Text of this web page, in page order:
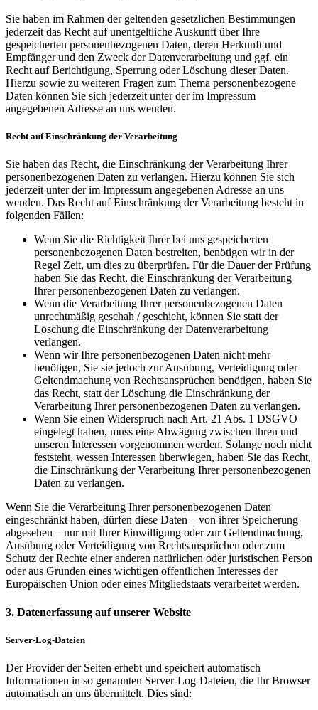
Sie haben im Rahmen der geltenden gesetzlichen Bestimmungen
jederzeit das Recht auf unentgeltliche Auskunft über Ihre
gespeicherten personenbezogenen Daten, deren Herkunft und
Empfänger und den Zweck der Datenverarbeitung und ggf. ein
Recht auf Berichtigung, Sperrung oder Löschung dieser Daten.
Hierzu sowie zu weiteren Fragen zum Thema personenbezogene
Daten können Sie sich jederzeit unter der im Impressum
angegebenen Adresse an uns wenden.
Recht auf Einschränkung der Verarbeitung
Sie haben das Recht, die Einschränkung der Verarbeitung Ihrer
personenbezogenen Daten zu verlangen. Hierzu können Sie sich
jederzeit unter der im Impressum angegebenen Adresse an uns
wenden. Das Recht auf Einschränkung der Verarbeitung besteht in
folgenden Fällen:
Wenn Sie die Richtigkeit Ihrer bei uns gespeicherten
personenbezogenen Daten bestreiten, benötigen wir in der
Regel Zeit, um dies zu überprüfen. Für die Dauer der Prüfung
haben Sie das Recht, die Einschränkung der Verarbeitung
Ihrer personenbezogenen Daten zu verlangen.
Wenn die Verarbeitung Ihrer personenbezogenen Daten
unrechtmäßig geschah / geschieht, können Sie statt der
Löschung die Einschränkung der Datenverarbeitung
verlangen.
Wenn wir Ihre personenbezogenen Daten nicht mehr
benötigen, Sie sie jedoch zur Ausübung, Verteidigung oder
Geltendmachung von Rechtsansprüchen benötigen, haben Sie
das Recht, statt der Löschung die Einschränkung der
Verarbeitung Ihrer personenbezogenen Daten zu verlangen.
Wenn Sie einen Widerspruch nach Art. 21 Abs. 1 DSGVO
eingelegt haben, muss eine Abwägung zwischen Ihren und
unseren Interessen vorgenommen werden. Solange noch nicht
feststeht, wessen Interessen überwiegen, haben Sie das Recht,
die Einschränkung der Verarbeitung Ihrer personenbezogenen
Daten zu verlangen.
Wenn Sie die Verarbeitung Ihrer personenbezogenen Daten
eingeschränkt haben, dürfen diese Daten – von ihrer Speicherung
abgesehen – nur mit Ihrer Einwilligung oder zur Geltendmachung,
Ausübung oder Verteidigung von Rechtsansprüchen oder zum
Schutz der Rechte einer anderen natürlichen oder juristischen Person
oder aus Gründen eines wichtigen öffentlichen Interesses der
Europäischen Union oder eines Mitgliedstaats verarbeitet werden.
3. Datenerfassung auf unserer Website
Server-Log-Dateien
Der Provider der Seiten erhebt und speichert automatisch
Informationen in so genannten Server-Log-Dateien, die Ihr Browser
automatisch an uns übermittelt. Dies sind: